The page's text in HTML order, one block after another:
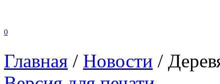
0
Главная / Новости /